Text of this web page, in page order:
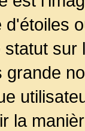
la